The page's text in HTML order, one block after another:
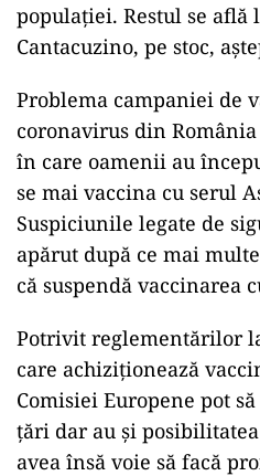
populației. Restul se
Cantacuzino, pe stoc,
Problema campaniei de
coronavirus din
în care oamenii au
se mai vaccina cu serul
Suspiciunile legate de
apărut după ce mai
că suspendă vaccinarea
Potrivit reglementărilor
care achiziționează
Comisiei Europene pot
țări dar au și
avea însă voie să facă